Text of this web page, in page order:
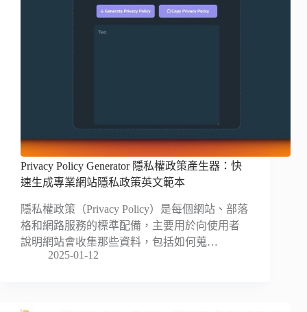
Privacy Policy Generator 隱私權政策產生器：快
速生成專業網站隱私政策英文範本
隱私權政策（Privacy Policy）是每個網站、部落
格和網路服務的標準配備，主要用於向使用者
說明網站會收集那些資料，包括如何蒐…
2025-01-12